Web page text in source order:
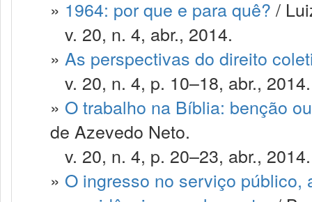
» 1964: por que e para quê? /
v. 20, n. 4, abr., 2014.
» As perspectivas do direito
v. 20, n. 4, p. 10–18, abr., 2014.
» O trabalho na Bíblia: benção
de Azevedo Neto.
v. 20, n. 4, p. 20–23, abr., 2014.
» O ingresso no serviço público,